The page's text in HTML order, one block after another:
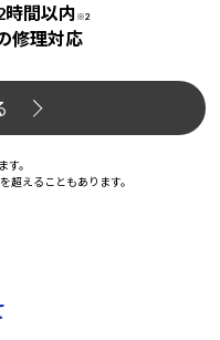
時間以内 ※2
修理対応
。
超えることもあります。